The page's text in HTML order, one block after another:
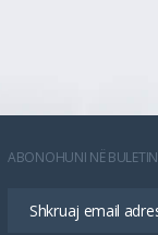
ABONOHUNI NË BULETIN